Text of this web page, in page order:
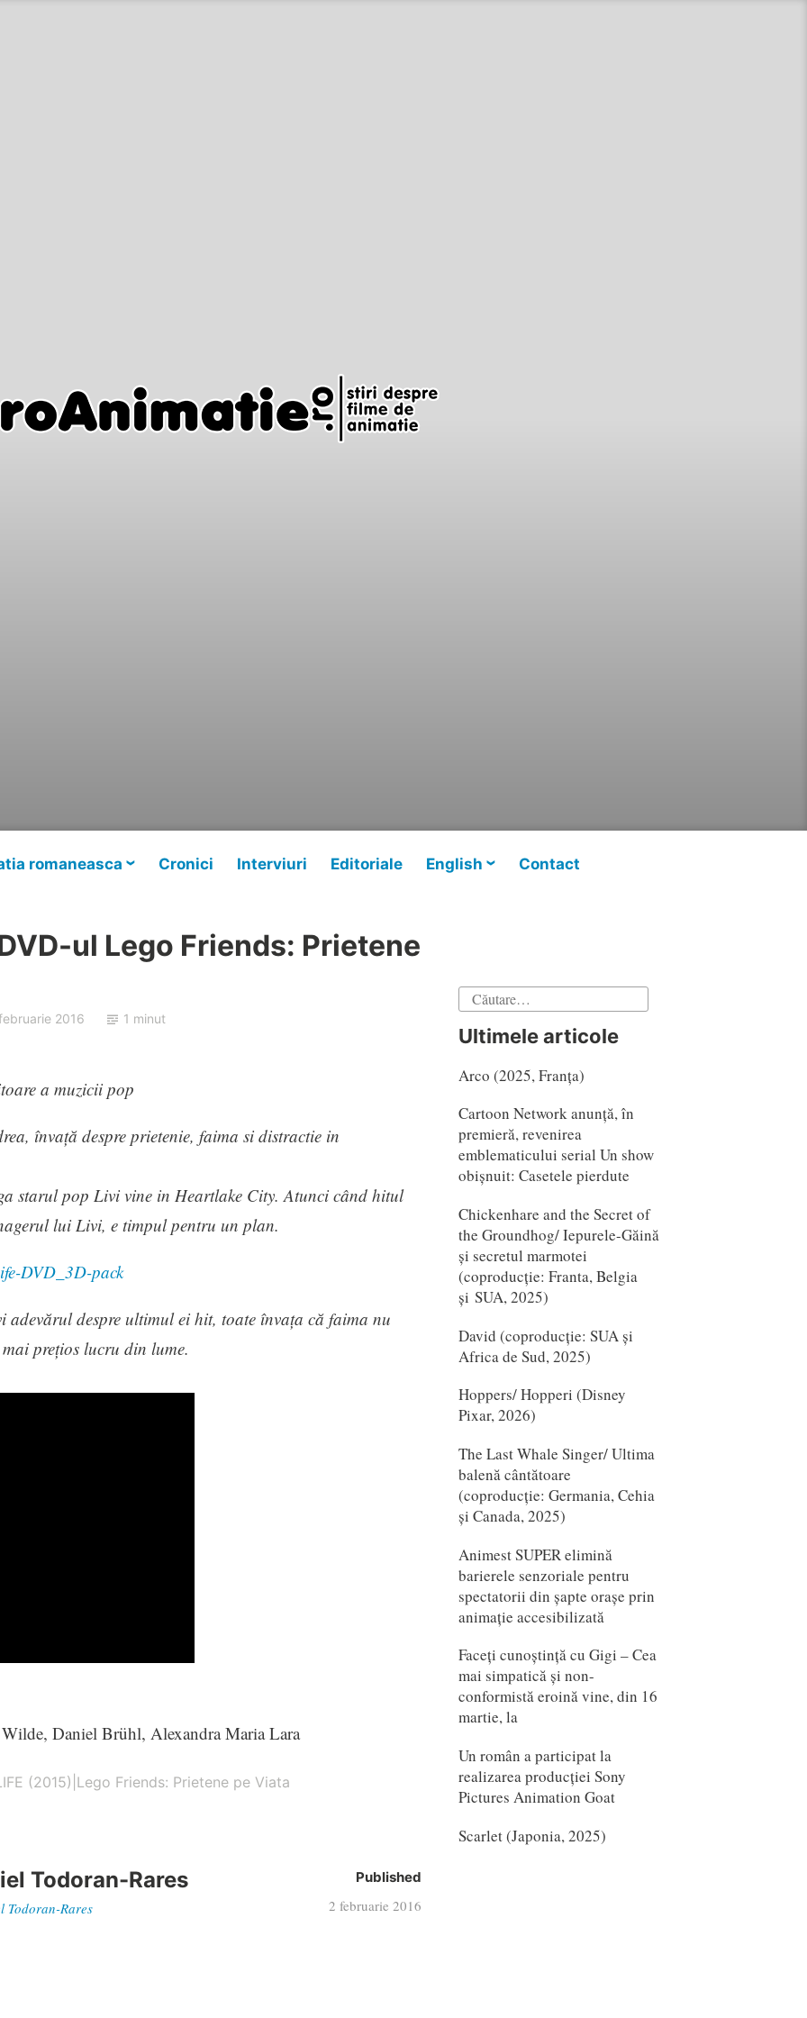
romaneasca Cronici Interviuri Editoriale English Contact
ul Lego Friends: Prietene
2016 1 minut
a muzicii pop
învață despre prietenie, faima si distractie in
starul pop Livi vine in Heartlake City. Atunci când hitul
lui Livi, e timpul pentru un plan.
adevărul despre ultimul ei hit, toate învața că faima nu
prețios lucru din lume.
Daniel Brühl, Alexandra Maria Lara
(2015)|Lego Friends: Prietene pe Viata
Todoran-Rares
Todoran-Rares
Published
2 februarie 2016
Caută
Ultimele articole
Arco (2025, Franța)
Cartoon Network anunță, în
premieră, revenirea
emblematicului serial Un show
obișnuit: Casetele pierdute
Chickenhare and the Secret of
the Groundhog/ Iepurele-Găină
și secretul marmotei
(coproducție: Franta, Belgia
și SUA, 2025)
David (coproducție: SUA și
Africa de Sud, 2025)
Hoppers/ Hopperi (Disney
Pixar, 2026)
The Last Whale Singer/ Ultima
balenă cântătoare
(coproducție: Germania, Cehia
și Canada, 2025)
Animest SUPER elimină
barierele senzoriale pentru
spectatorii din șapte orașe prin
animație accesibilizată
Faceți cunoștință cu Gigi – Cea
mai simpatică și non-
conformistă eroină vine, din 16
martie, la
Un român a participat la
realizarea producției Sony
Pictures Animation Goat
Scarlet (Japonia, 2025)